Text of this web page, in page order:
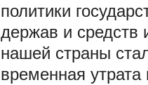
политики
держав и средств
нашей страны
временная